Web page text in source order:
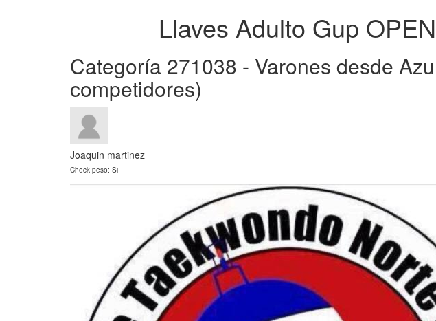
Llaves Adulto Gup
Categoría 271038 - Varones desde
competidores)
Joaquin martinez
Check peso: Si